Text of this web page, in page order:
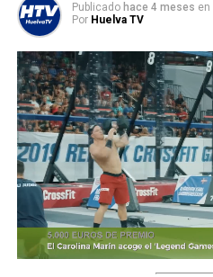
Publicado hace 4 meses en
Por Huelva TV